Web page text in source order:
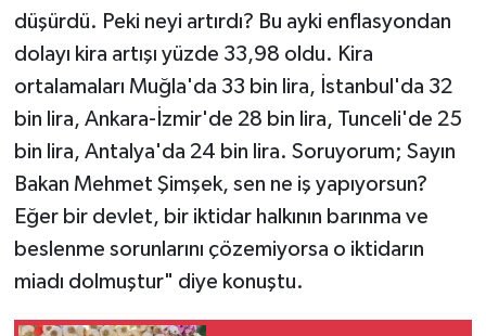
düşürdü. Peki neyi artırdı? Bu ayki enflasyondan
dolayı kira artışı yüzde 33,98 oldu. Kira
ortalamaları Muğla'da 33 bin lira, İstanbul'da 32
bin lira, Ankara-İzmir'de 28 bin lira, Tunceli'de 25
bin lira, Antalya'da 24 bin lira. Soruyorum; Sayın
Bakan Mehmet Şimşek, sen ne iş yapıyorsun?
Eğer bir devlet, bir iktidar halkının barınma ve
beslenme sorunlarını çözemiyorsa o iktidarın
miadı dolmuştur" diye konuştu.